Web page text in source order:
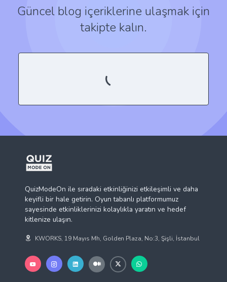
Güncel blog içeriklerine ulaşmak için
takipte kalın.
QuizModeOn ile sıradaki etkinliğinizi etkileşimli ve daha
keyifli bir hale getirin. Oyun tabanlı platformumuz
sayesinde etkinliklerinizi kolaylıkla yaratın ve hedef
kitlenize ulaşın.
KWORKS, 19 Mayıs Mh, Golden Plaza, No:3, Şişli, İstanbul